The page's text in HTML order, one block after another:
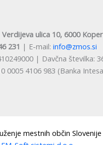
Verdijeva ulica 10, 6000 Koper
231 | E-mail:info@zmos.si
| Davčna številka:
0005 4106 983 (Banka
mestnih občin